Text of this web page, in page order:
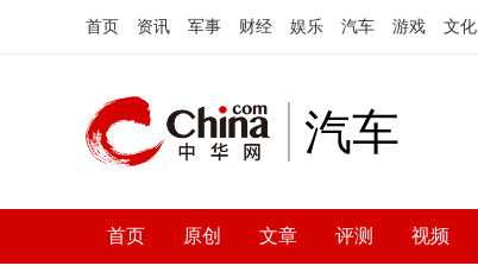
首页 资讯 军事 财经 娱乐 汽车 游戏 文化
汽车
首页 原创 文章 评测 视频